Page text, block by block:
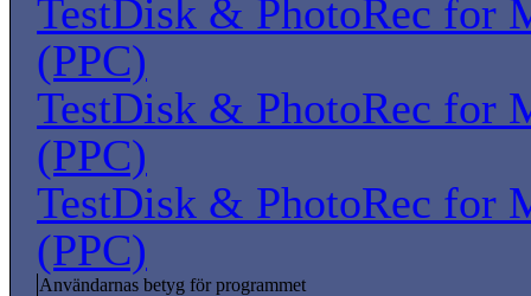
TestDisk & PhotoRec for
(PPC)
TestDisk & PhotoRec for
(PPC)
TestDisk & PhotoRec for
(PPC)
Användarnas betyg för programmet